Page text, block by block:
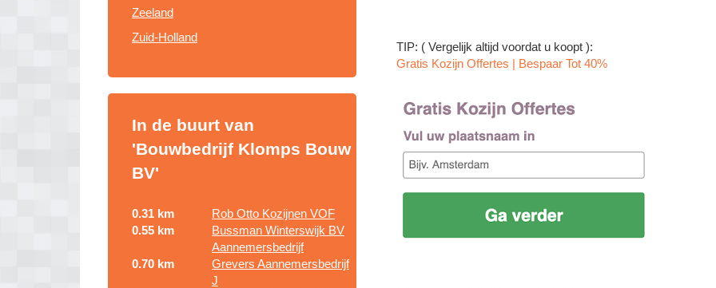
Zeeland
Zuid-Holland
In de buurt van
'Bouwbedrijf Klomps Bouw
BV'
0.31 km
Rob Otto Kozijnen VOF
0.55 km
Bussman Winterswijk BV
Aannemersbedrijf
0.70 km
Grevers Aannemersbedrijf
J
TIP: ( Vergelijk altijd voordat u koopt ):
Gratis Kozijn Offertes | Bespaar Tot 40%‎